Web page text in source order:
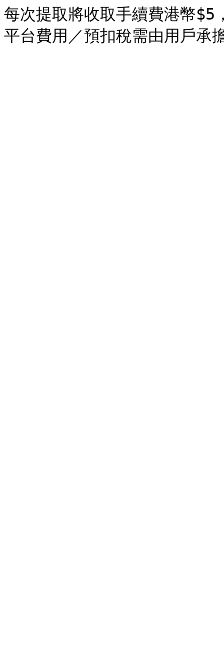
每次提取將收取手續費港幣$5